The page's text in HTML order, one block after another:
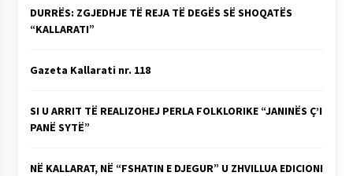
DURRËS: ZGJEDHJE TË REJA TË DEGËS SË SHOQATËS
“KALLARATI”
Gazeta Kallarati nr. 118
SI U ARRIT TË REALIZOHEJ PERLA FOLKLORIKE “JANINËS Ç’I
PANË SYTË”
NË KALLARAT, NË “FSHATIN E DJEGUR” U ZHVILLUA EDICIONI